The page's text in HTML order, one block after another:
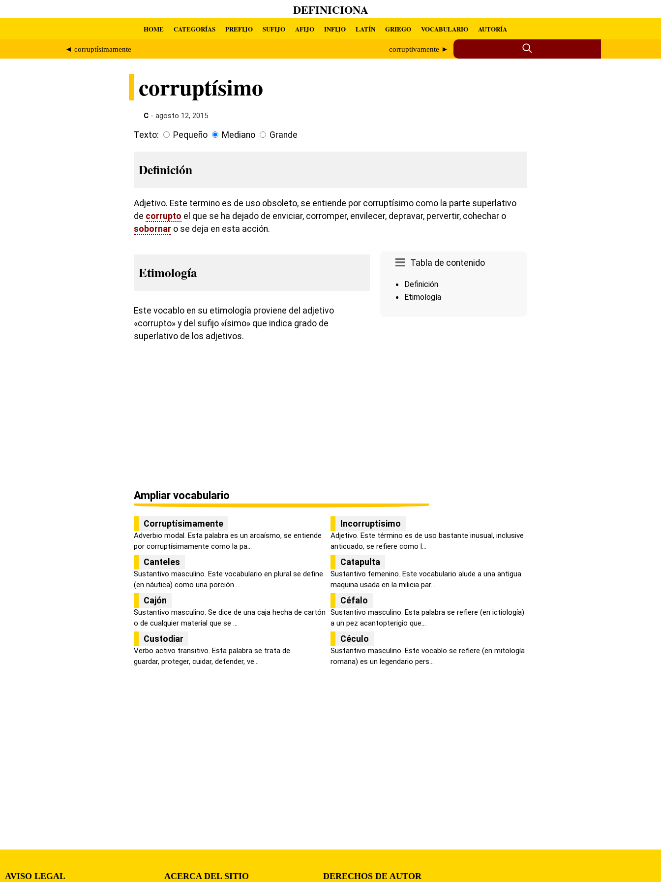
DEFINICIONA
HOME CATEGORÍAS PREFIJO SUFIJO AFIJO INFIJO LATÍN GRIEGO VOCABULARIO AUTORÍA
◄ corruptísimamente corruptivamente ►
corruptísimo
C - agosto 12, 2015
Texto: Pequeño Mediano Grande
Definición
Adjetivo. Este termino es de uso obsoleto, se entiende por corruptísimo como la parte superlativo
de corrupto el que se ha dejado de enviciar, corromper, envilecer, depravar, pervertir, cohechar o
sobornar o se deja en esta acción.
Tabla de contenido
Definición
Etimología
Etimología
Este vocablo en su etimología proviene del adjetivo
«corrupto» y del sufijo «ísimo» que indica grado de
superlativo de los adjetivos.
Ampliar vocabulario
Corruptísimamente
Adverbio modal. Esta palabra es un arcaísmo, se entiende
por corruptísimamente como la pa...
Incorruptísimo
Adjetivo. Este término es de uso bastante inusual, inclusive
anticuado, se refiere como l...
Canteles
Sustantivo masculino. Este vocabulario en plural se define
(en náutica) como una porción ...
Catapulta
Sustantivo femenino. Este vocabulario alude a una antigua
maquina usada en la milicia par...
Cajón
Sustantivo masculino. Se dice de una caja hecha de cartón
o de cualquier material que se ...
Céfalo
Sustantivo masculino. Esta palabra se refiere (en ictiología)
a un pez acantopterigio que...
Custodiar
Verbo activo transitivo. Esta palabra se trata de
guardar, proteger, cuidar, defender, ve...
Céculo
Sustantivo masculino. Este vocablo se refiere (en mitología
romana) es un legendario pers...
AVISO LEGAL ACERCA DEL SITIO DERECHOS DE AUTOR